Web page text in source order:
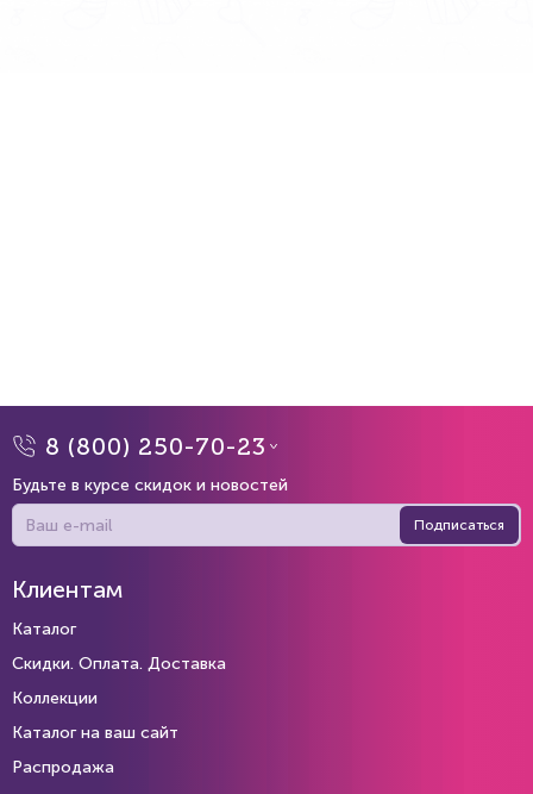
8 (800) 250-70-23
Будьте в курсе скидок и новостей
Подписаться
Клиентам
Каталог
Скидки. Оплата. Доставка
Коллекции
Каталог на ваш сайт
Распродажа